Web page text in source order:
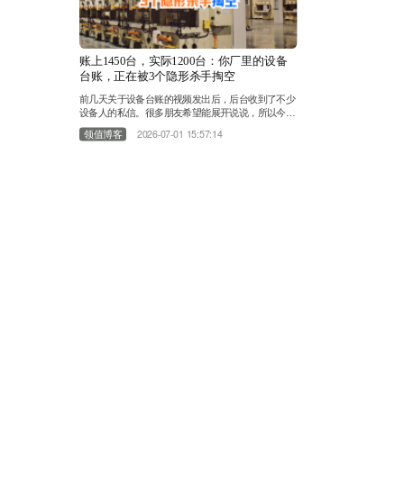
账上1450台，实际1200台：你厂里的设备
台账，正在被3个隐形杀手掏空
前几天关于设备台账的视频发出后，后台收到了不少
设备人的私信。很多朋友希望能展开说说，所以今天
这篇，我们来一场深度拆解。 一家工厂的台账上，
端端正正写着：设备总数1450台。年底大盘点，车间
领值博客 2026-07-01 15:57:14